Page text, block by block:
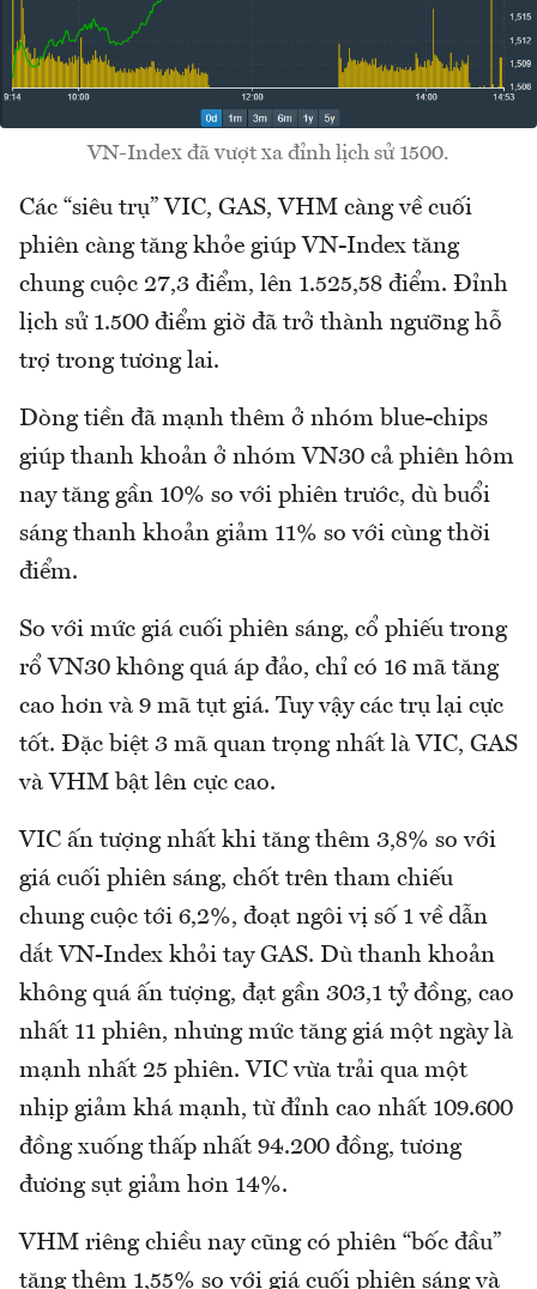
VN-Index đã vượt xa đỉnh lịch sử 1500.
Các “siêu trụ” VIC, GAS, VHM càng về cuối
phiên càng tăng khỏe giúp VN-Index tăng
chung cuộc 27,3 điểm, lên 1.525,58 điểm. Đỉnh
lịch sử 1.500 điểm giờ đã trở thành ngưỡng hỗ
trợ trong tương lai.
Dòng tiền đã mạnh thêm ở nhóm blue-chips
giúp thanh khoản ở nhóm VN30 cả phiên hôm
nay tăng gần 10% so với phiên trước, dù buổi
sáng thanh khoản giảm 11% so với cùng thời
điểm.
So với mức giá cuối phiên sáng, cổ phiếu trong
rổ VN30 không quá áp đảo, chỉ có 16 mã tăng
cao hơn và 9 mã tụt giá. Tuy vậy các trụ lại cực
tốt. Đặc biệt 3 mã quan trọng nhất là VIC, GAS
và VHM bật lên cực cao.
VIC ấn tượng nhất khi tăng thêm 3,8% so với
giá cuối phiên sáng, chốt trên tham chiếu
chung cuộc tới 6,2%, đoạt ngôi vị số 1 về dẫn
dắt VN-Index khỏi tay GAS. Dù thanh khoản
không quá ấn tượng, đạt gần 303,1 tỷ đồng, cao
nhất 11 phiên, nhưng mức tăng giá một ngày là
mạnh nhất 25 phiên. VIC vừa trải qua một
nhịp giảm khá mạnh, từ đỉnh cao nhất 109.600
đồng xuống thấp nhất 94.200 đồng, tương
đương sụt giảm hơn 14%.
VHM riêng chiều nay cũng có phiên “bốc đầu”
tăng thêm 1,55% so với giá cuối phiên sáng và